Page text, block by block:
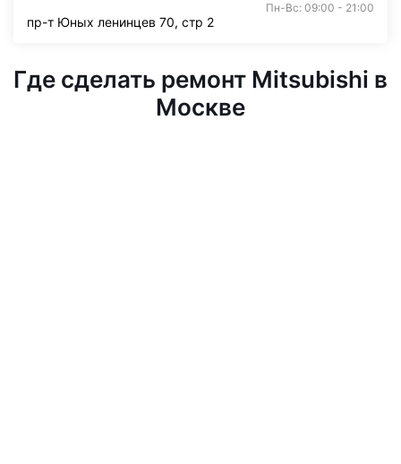
Пн-Вс: 09:00 - 21:00
пр-т Юных ленинцев 70, стр 2
Где сделать ремонт Mitsubishi в
Москве